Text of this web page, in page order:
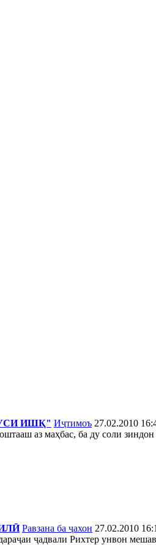
ИШҚ" Иҷтимоъ 27.02.2010
аз маҳбас, ба ду соли
Равзана ба ҷахон 27.02.2010
ҷадвали Рихтер унвон